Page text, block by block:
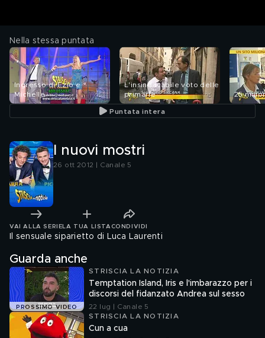
Nella stessa puntata
Ingresso di Ezio e
Michelle
L'insindacabile voto delle
primarie
25
Puntata intera
I nuovi mostri
26 ott 2012 | Canale 5
VAI ALLA SERIE LA TUA LISTA CONDIVIDI
Il sensuale siparietto di Luca Laurenti
Guarda anche
PROSSIMO VIDEO
STRISCIA LA NOTIZIA
Temptation Island, Iris e l'imbarazzo per i
discorsi del fidanzato Andrea sul sesso
22 lug | Canale 5
STRISCIA LA NOTIZIA
Cun a cua